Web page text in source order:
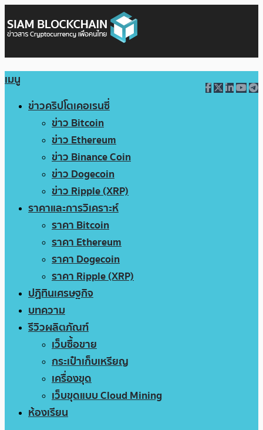
เมนู
ข่าวคริปโตเคอเรนซี่
ข่าว Bitcoin
ข่าว Ethereum
ข่าว Binance Coin
ข่าว Dogecoin
ข่าว Ripple (XRP)
ราคาและการวิเคราะห์
ราคา Bitcoin
ราคา Ethereum
ราคา Dogecoin
ราคา Ripple (XRP)
ปฏิทินเศรษฐกิจ
บทความ
รีวิวผลิตภัณฑ์
เว็บซื้อขาย
กระเป๋าเก็บเหรียญ
เครื่องขุด
เว็บขุดแบบ Cloud Mining
ห้องเรียน